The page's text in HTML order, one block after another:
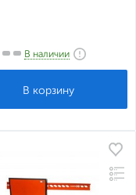
В наличии